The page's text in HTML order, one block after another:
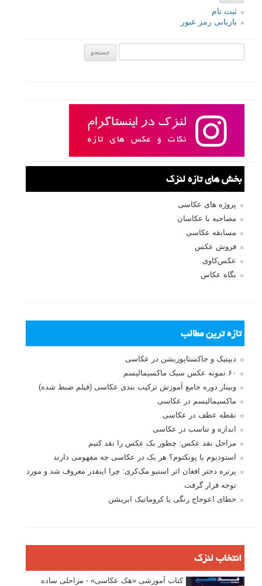
ثبت نام
بازیابی رمز عبور
بخش های تازه لنزک
پروژه های عکاسی
مصاحبه با عکاسان
مسابقه عکاسی
فروش عکس
عکس‌کاوی
نگاه عکاس
تازه ترین مطالب
دیپتیک و جاکستا‌پوزیشن در عکاسی
۶۰ نمونه عکس سبک ماکسیمالیسم
وبینار دوره جامع آموزش ترکیب بندی عکاسی (فیلم ضبط شده)
ماکسیمالیسم در عکاسی
نقطه عطف در عکاسی
اندازه و تناسب در عکاسی
مراحل نقد عکس: چطور یک عکس را نقد کنیم
استودیوم یا پونکتوم؟ هر یک در عکاسی چه مفهومی دارند
پرتره دختر افغان اثر استیو مک‌کری: چرا اینقدر معروف شد و مورد
توجه قرار گرفت
خطای اعوجاج رنگی یا کروماتیک ابریشن
انتخاب لنزک
کتاب آموزشی «هک عکاسی» - مراحلی ساده